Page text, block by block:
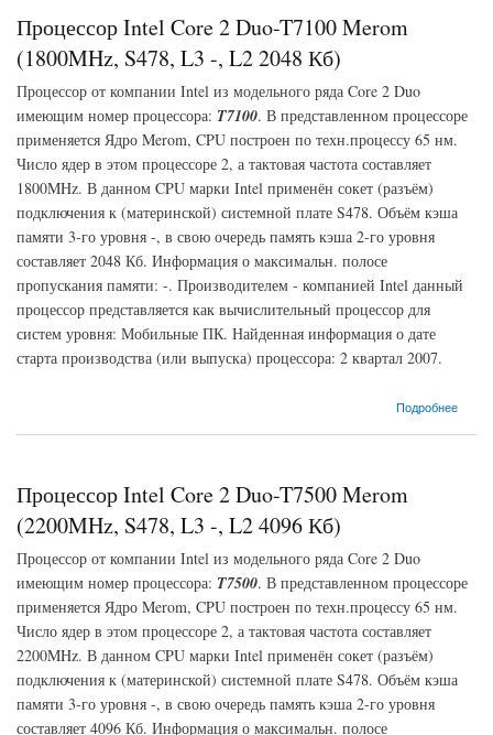
Процессор Intel Core 2 Duo-T7100 Merom
(1800MHz, S478, L3 -, L2 2048 Кб)
Процессор от компании Intel из модельного ряда Core 2 Duo
имеющим номер процессора: T7100. В представленном процессоре
применяется Ядро Merom, CPU построен по техн.процессу 65 нм.
Число ядер в этом процессоре 2, а тактовая частота составляет
1800MHz. В данном CPU марки Intel применён сокет (разъём)
подключения к (материнской) системной плате S478. Объём кэша
памяти 3-го уровня -, в свою очередь память кэша 2-го уровня
составляет 2048 Кб. Информация о максимальн. полосе
пропускания памяти: -. Производителем - компанией Intel данный
процессор представляется как вычислительный процессор для
систем уровня: Мобильные ПК. Найденная информация о дате
старта производства (или выпуска) процессора: 2 квартал 2007.
Подробнее
о Процессор Intel Core 2 Duo-T7100 Merom (1800MHz, S478, L3 -, L2 2048 Кб)
Процессор Intel Core 2 Duo-T7500 Merom
(2200MHz, S478, L3 -, L2 4096 Кб)
Процессор от компании Intel из модельного ряда Core 2 Duo
имеющим номер процессора: T7500. В представленном процессоре
применяется Ядро Merom, CPU построен по техн.процессу 65 нм.
Число ядер в этом процессоре 2, а тактовая частота составляет
2200MHz. В данном CPU марки Intel применён сокет (разъём)
подключения к (материнской) системной плате S478. Объём кэша
памяти 3-го уровня -, в свою очередь память кэша 2-го уровня
составляет 4096 Кб. Информация о максимальн. полосе